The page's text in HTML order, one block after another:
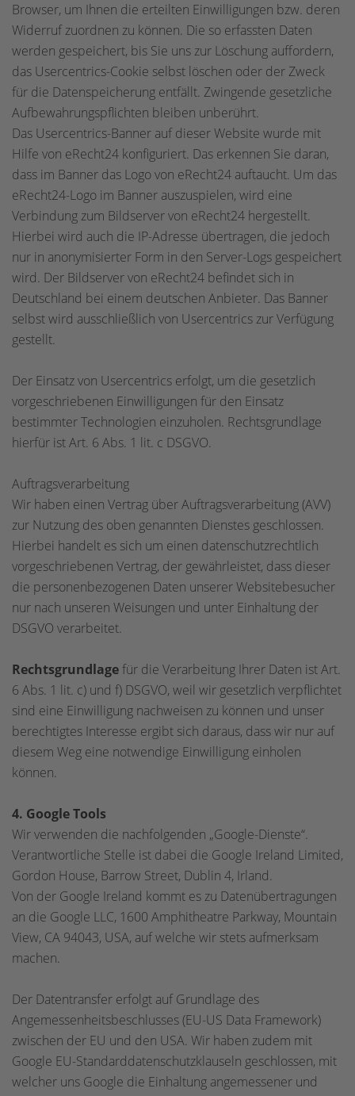
Browser, um Ihnen die erteilten Einwilligungen bzw. deren
Widerruf zuordnen zu können. Die so erfassten Daten
werden gespeichert, bis Sie uns zur Löschung auffordern,
das Usercentrics-Cookie selbst löschen oder der Zweck
für die Datenspeicherung entfällt. Zwingende gesetzliche
Aufbewahrungspflichten bleiben unberührt.
Das Usercentrics-Banner auf dieser Website wurde mit
Hilfe von eRecht24 konfiguriert. Das erkennen Sie daran,
dass im Banner das Logo von eRecht24 auftaucht. Um das
eRecht24-Logo im Banner auszuspielen, wird eine
Verbindung zum Bildserver von eRecht24 hergestellt.
Hierbei wird auch die IP-Adresse übertragen, die jedoch
nur in anonymisierter Form in den Server-Logs gespeichert
wird. Der Bildserver von eRecht24 befindet sich in
Deutschland bei einem deutschen Anbieter. Das Banner
selbst wird ausschließlich von Usercentrics zur Verfügung
gestellt.
Der Einsatz von Usercentrics erfolgt, um die gesetzlich
vorgeschriebenen Einwilligungen für den Einsatz
bestimmter Technologien einzuholen. Rechtsgrundlage
hierfür ist Art. 6 Abs. 1 lit. c DSGVO.
Auftragsverarbeitung
Wir haben einen Vertrag über Auftragsverarbeitung (AVV)
zur Nutzung des oben genannten Dienstes geschlossen.
Hierbei handelt es sich um einen datenschutzrechtlich
vorgeschriebenen Vertrag, der gewährleistet, dass dieser
die personenbezogenen Daten unserer Websitebesucher
nur nach unseren Weisungen und unter Einhaltung der
DSGVO verarbeitet.
Rechtsgrundlagefür die Verarbeitung Ihrer Daten ist Art.
6 Abs. 1 lit. c) und f) DSGVO, weil wir gesetzlich verpflichtet
sind eine Einwilligung nachweisen zu können und unser
berechtigtes Interesse ergibt sich daraus, dass wir nur auf
diesem Weg eine notwendige Einwilligung einholen
können.
4. Google Tools
Wir verwenden die nachfolgenden „Google-Dienste“.
Verantwortliche Stelle ist dabei die Google Ireland Limited,
Gordon House, Barrow Street, Dublin 4, Irland.
Von der Google Ireland kommt es zu Datenübertragungen
an die Google LLC, 1600 Amphitheatre Parkway, Mountain
View, CA 94043, USA, auf welche wir stets aufmerksam
machen.
Der Datentransfer erfolgt auf Grundlage des
Angemessenheitsbeschlusses (EU-US Data Framework)
zwischen der EU und den USA. Wir haben zudem mit
Google EU-Standarddatenschutzklauseln geschlossen, mit
welcher uns Google die Einhaltung angemessener und